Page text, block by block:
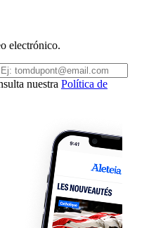
electrónico.
nuestra Política de